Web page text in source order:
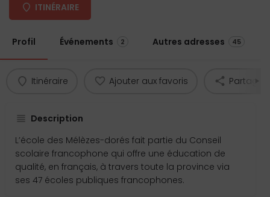
ITINÉRAIRE
Profil Événements 2 Autres adresses 45
Itinéraire Ajouter aux favoris Partager
Description
L’école des Mélèzes-dorés fait partie du Conseil
scolaire francophone qui offre une éducation de
qualité, en français, à travers toute la province via
ses 47 écoles publiques francophones.